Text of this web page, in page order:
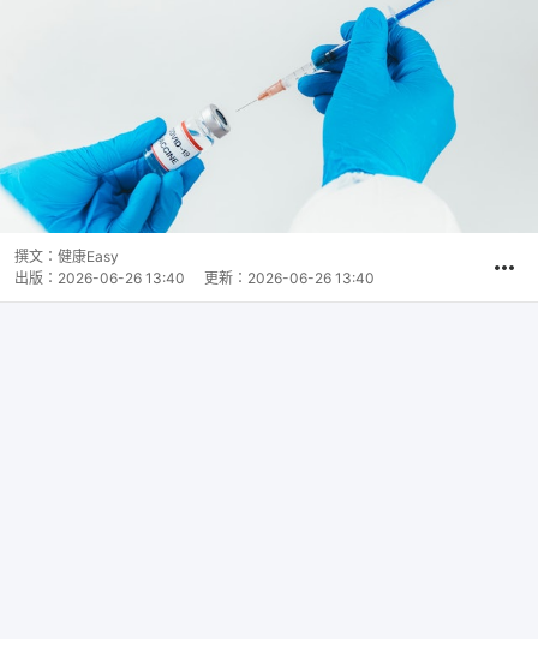
撰文： 健康Easy
出版： 2026-06-26 13:40 更新： 2026-06-26 13:40